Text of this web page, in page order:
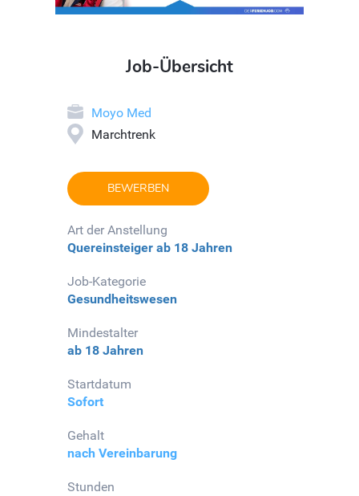
Job-Übersicht
Moyo Med
Marchtrenk
BEWERBEN
Art der Anstellung
Quereinsteiger ab 18 Jahren
Job-Kategorie
Gesundheitswesen
Mindestalter
ab 18 Jahren
Startdatum
Sofort
Gehalt
nach Vereinbarung
Stunden